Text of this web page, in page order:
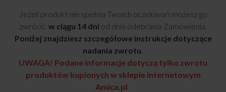
Jeżeli produkt nie spełnia Twoich oczekiwań możesz go
zwrócić w ciągu 14 dni od dnia odebrania Zamówienia.
Poniżej znajdziesz szczegółowe instrukcje dotyczące
nadania zwrotu.
UWAGA! Podane informacje dotyczą tylko zwrotu
produktów kupionych w sklepie internetowym
Amica.pl